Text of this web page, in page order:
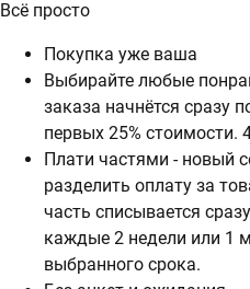
Всё просто
Покупка уже ваша
Выбирайте любые
заказа начнётся сразу
первых 25% стоимости.
Плати частями - новый
разделить оплату за
часть списывается
каждые 2 недели или 1
выбранного срока.